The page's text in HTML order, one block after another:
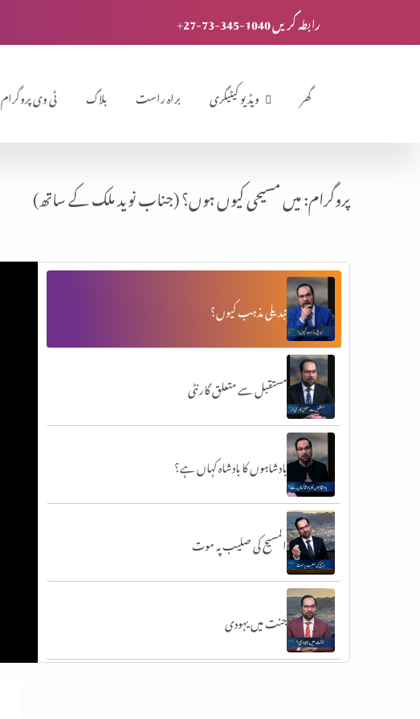
+27-73-345-1040 رابطہ کریں
ٹی وی پروگرام بلاگ براہ راست ویڈیو کیٹیگری گھر
پروگرام: میں مسیحی کیوں ہوں؟ (جناب نوید ملک کے ساتھ)
تبدیلی مذہب کیوں؟
مستقبل سے متعلق گارنٹی
بادشاہوں کا بادشاہ کہاں ہے؟
المسیح کی صلیب پہ موت
جنت میں یہودی